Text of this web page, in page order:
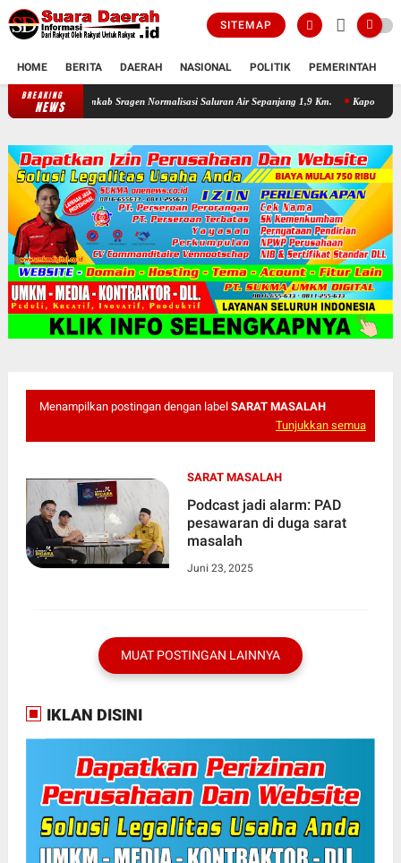
SITEMAP
HOME BERITA DAERAH NASIONAL POLITIK PEMERINTAH
BREAKING
NEWS
Pemkab Sragen Normalisasi Saluran Air Sepanjang 1,9 Km. Kapolres Sragen
Menampilkan postingan dengan label SARAT MASALAH
Tunjukkan semua
SARAT MASALAH
Podcast jadi alarm: PAD
pesawaran di duga sarat
masalah
Juni 23, 2025
MUAT POSTINGAN LAINNYA
IKLAN DISINI